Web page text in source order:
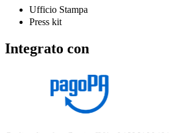
Ufficio Stampa
Press kit
Integrato con